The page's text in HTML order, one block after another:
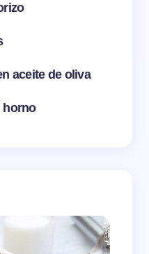
aceite de oliva
horno